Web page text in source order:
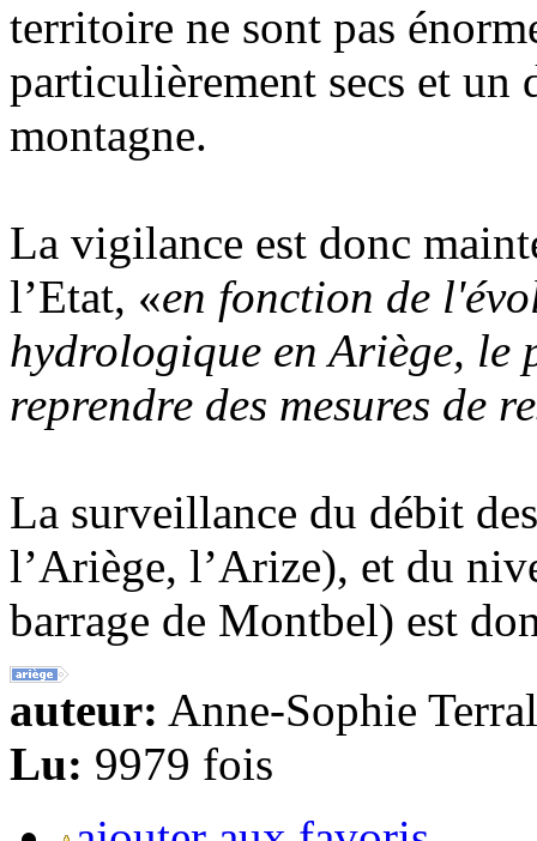
territoire ne sont pas
particulièrement secs et un
montagne.
La vigilance est donc
l’Etat, «en fonction de
hydrologique en Ariège, le
reprendre des mesures de
La surveillance du débit
l’Ariège, l’Arize), et du
barrage de Montbel) est
auteur: Anne-Sophie
Lu: 9979 fois